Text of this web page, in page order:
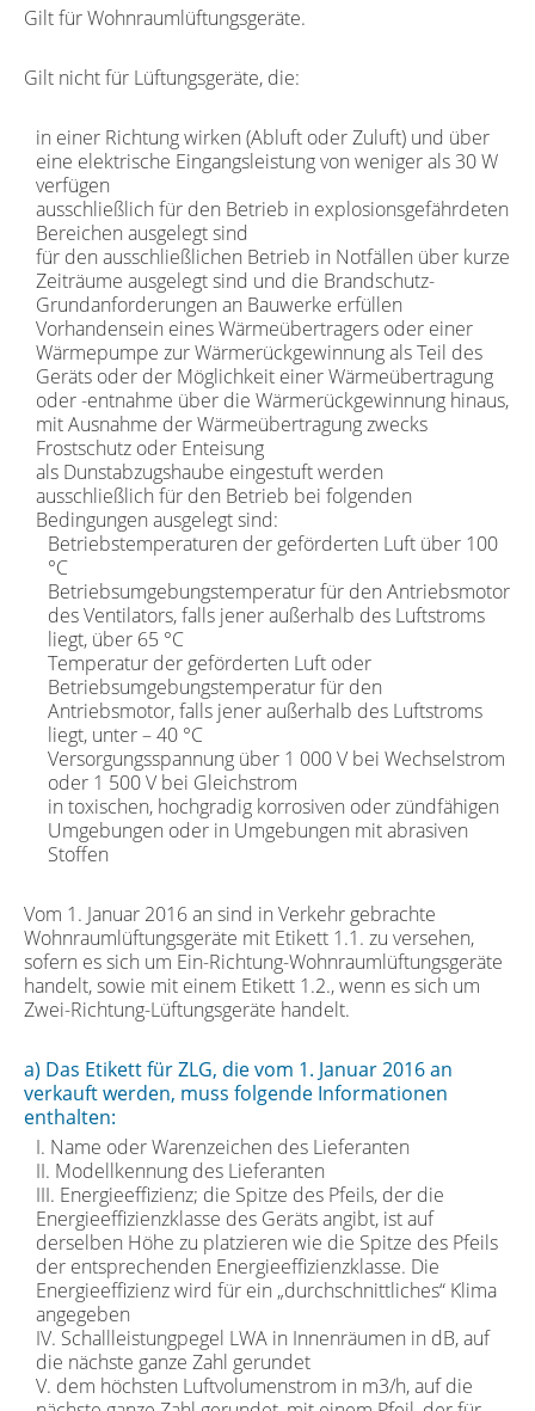
Gilt für Wohnraumlüftungsgeräte.
Gilt nicht für Lüftungsgeräte, die:
in einer Richtung wirken (Abluft oder Zuluft) und über
eine elektrische Eingangsleistung von weniger als 30 W
verfügen
ausschließlich für den Betrieb in explosionsgefährdeten
Bereichen ausgelegt sind
für den ausschließlichen Betrieb in Notfällen über kurze
Zeiträume ausgelegt sind und die Brandschutz-
Grundanforderungen an Bauwerke erfüllen
Vorhandensein eines Wärmeübertragers oder einer
Wärmepumpe zur Wärmerückgewinnung als Teil des
Geräts oder der Möglichkeit einer Wärmeübertragung
oder -entnahme über die Wärmerückgewinnung hinaus,
mit Ausnahme der Wärmeübertragung zwecks
Frostschutz oder Enteisung
als Dunstabzugshaube eingestuft werden
ausschließlich für den Betrieb bei folgenden
Bedingungen ausgelegt sind:
Betriebstemperaturen der geförderten Luft über 100
°C
Betriebsumgebungstemperatur für den Antriebsmotor
des Ventilators, falls jener außerhalb des Luftstroms
liegt, über 65 °C
Temperatur der geförderten Luft oder
Betriebsumgebungstemperatur für den
Antriebsmotor, falls jener außerhalb des Luftstroms
liegt, unter – 40 °C
Versorgungsspannung über 1 000 V bei Wechselstrom
oder 1 500 V bei Gleichstrom
in toxischen, hochgradig korrosiven oder zündfähigen
Umgebungen oder in Umgebungen mit abrasiven
Stoffen
Vom 1. Januar 2016 an sind in Verkehr gebrachte
Wohnraumlüftungsgeräte mit Etikett 1.1. zu versehen,
sofern es sich um Ein-Richtung-Wohnraumlüftungsgeräte
handelt, sowie mit einem Etikett 1.2., wenn es sich um
Zwei-Richtung-Lüftungsgeräte handelt.
a) Das Etikett für ZLG, die vom 1. Januar 2016 an
verkauft werden, muss folgende Informationen
enthalten:
I. Name oder Warenzeichen des Lieferanten
II. Modellkennung des Lieferanten
III. Energieeffizienz; die Spitze des Pfeils, der die
Energieeffizienzklasse des Geräts angibt, ist auf
derselben Höhe zu platzieren wie die Spitze des Pfeils
der entsprechenden Energieeffizienzklasse. Die
Energieeffizienz wird für ein „durchschnittliches“ Klima
angegeben
IV. Schallleistungpegel LWA in Innenräumen in dB, auf
die nächste ganze Zahl gerundet
V. dem höchsten Luftvolumenstrom in m3/h, auf die